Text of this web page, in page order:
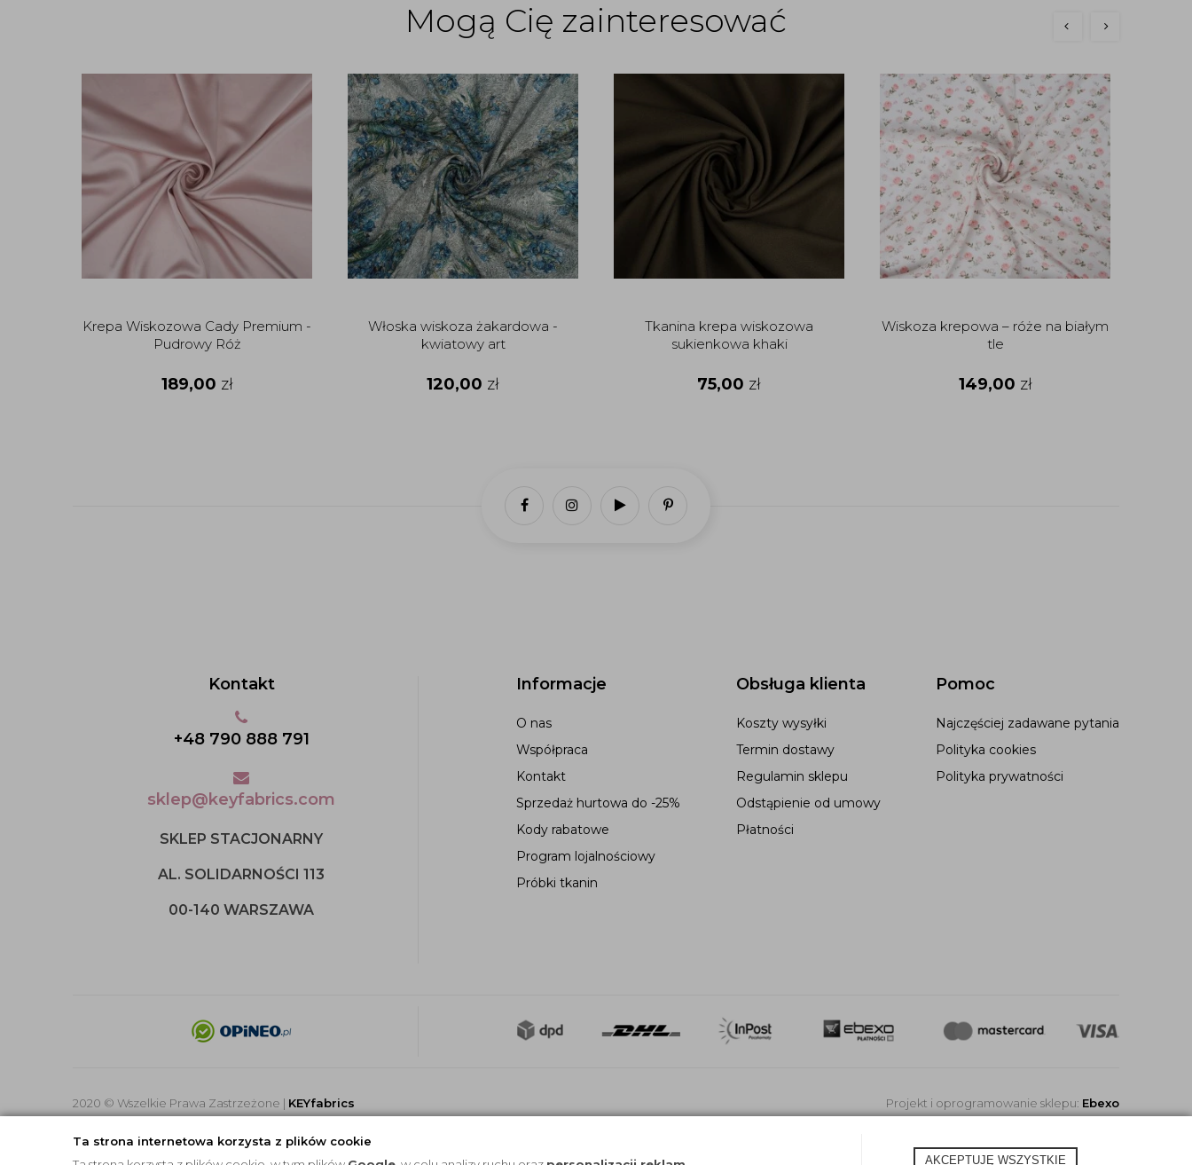
Ta strona internetowa korzysta z plików cookie
AKCEPTUJĘ WSZYSTKIE
Mogą Cię zainteresować
Krepa Wiskozowa Cady Premium -
Pudrowy Róż
189,00 zł
Włoska wiskoza żakardowa -
kwiatowy art
120,00 zł
Tkanina krepa wiskozowa
sukienkowa khaki
75,00 zł
Wiskoza krepowa – róże na białym
tle
149,00 zł
Informacje
O nas
Współpraca
Kontakt
Sprzedaż hurtowa do -25%
Kody rabatowe
Program lojalnościowy
Próbki tkanin
Obsługa klienta
Koszty wysyłki
Termin dostawy
Regulamin sklepu
Odstąpienie od umowy
Płatności
Pomoc
Najczęściej zadawane pytania
Polityka cookies
Polityka prywatności
Kontakt
+48 790 888 791
sklep@keyfabrics.com
SKLEP STACJONARNY
AL. SOLIDARNOŚCI 113
00-140 WARSZAWA
2020 © Wszelkie Prawa Zastrzeżone | KEYfabrics Projekt i oprogramowanie sklepu: Ebexo